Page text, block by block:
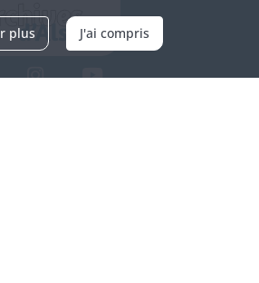
plus J'ai compris